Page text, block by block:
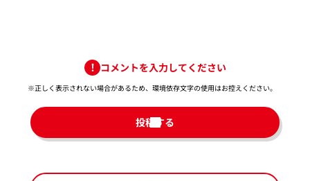
コメントを入力してください
※正しく表示されない場合があるため、環境依存文字の使用はお控えください。​
投稿する